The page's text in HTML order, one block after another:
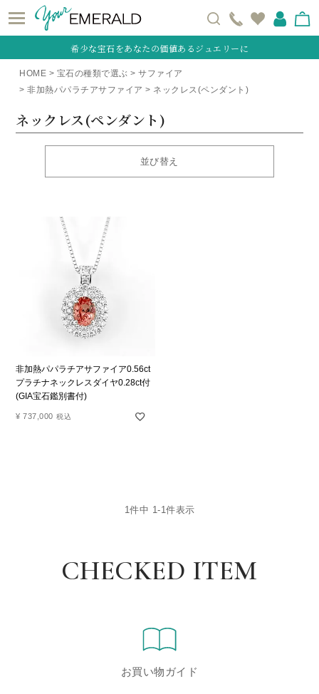
希少な宝石をあなたの価値あるジュエリーに
HOME 宝石の種類で選ぶ
サファイア
非加熱パパラチアサファイア
ネックレス(ペンダント)
ネックレス(ペンダント)
並び替え
非加熱パパラチアサファイア0.56ct
プラチナネックレスダイヤ0.28ct付
(GIA宝石鑑別書付)
¥ 737,000 税込
1件中 1-1件表示
CHECKED ITEM
お買い物ガイド